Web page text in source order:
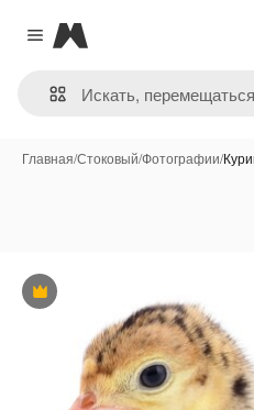
Close menu
Magnific
Главная/Стоковый/Фотографии/
Премиум